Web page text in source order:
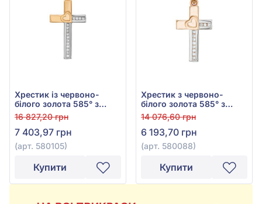
Хрестик із червоно-
білого золота 585° з
фіанітом, арт. 580105
16 827,20 грн
7 403,97 грн
(арт. 580105)
Купити
Хрестик з червоно-
білого золота 585° з
фіанітом, арт. 580088
14 076,60 грн
6 193,70 грн
(арт. 580088)
Купити